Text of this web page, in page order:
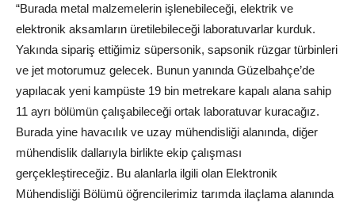
“Burada metal malzemelerin işlenebileceği, elektrik ve
elektronik aksamların üretilebileceği laboratuvarlar kurduk.
Yakında sipariş ettiğimiz süpersonik, sapsonik rüzgar türbinleri
ve jet motorumuz gelecek. Bunun yanında Güzelbahçe’de
yapılacak yeni kampüste 19 bin metrekare kapalı alana sahip
11 ayrı bölümün çalışabileceği ortak laboratuvar kuracağız.
Burada yine havacılık ve uzay mühendisliği alanında, diğer
mühendislik dallarıyla birlikte ekip çalışması
gerçekleştireceğiz. Bu alanlarla ilgili olan Elektronik
Mühendisliği Bölümü öğrencilerimiz tarımda ilaçlama alanında